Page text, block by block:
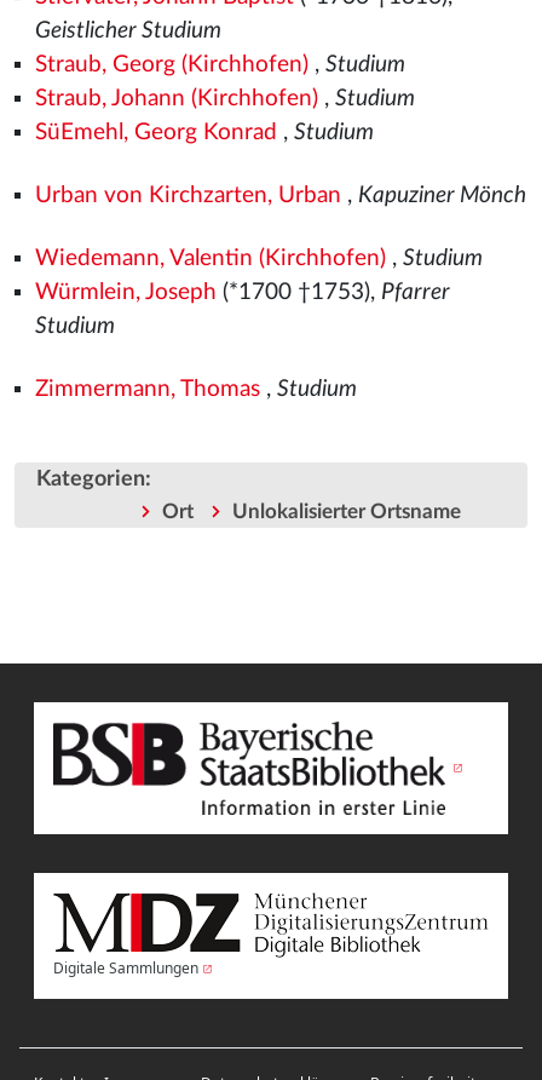
Geistlicher Studium
Straub, Georg (Kirchhofen), Studium
Straub, Johann (Kirchhofen), Studium
SüEmehl, Georg Konrad , Studium
Urban von Kirchzarten, Urban , Kapuziner Mönch
Wiedemann, Valentin (Kirchhofen), Studium
Würmlein, Joseph (*1700 †1753), Pfarrer
Studium
Zimmermann, Thomas, Studium
Kategorien:
Ort Unlokalisierter Ortsname
Digitale Sammlungen